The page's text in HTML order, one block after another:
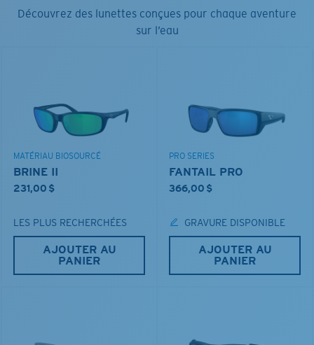
Découvrez des lunettes conçues pour chaque aventure
sur l’eau
MATÉRIAU BIOSOURCÉ
BRINE II
231,00 $
LES PLUS RECHERCHÉES
AJOUTER AU
PANIER
PRO SERIES
FANTAIL PRO
366,00 $
GRAVURE DISPONIBLE
AJOUTER AU
PANIER